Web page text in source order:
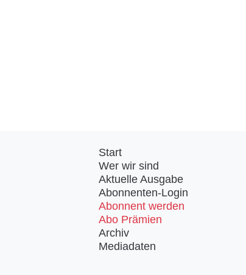
Start
Wer wir sind
Aktuelle Ausgabe
Abonnenten-Login
Abonnent werden
Abo Prämien
Archiv
Mediadaten